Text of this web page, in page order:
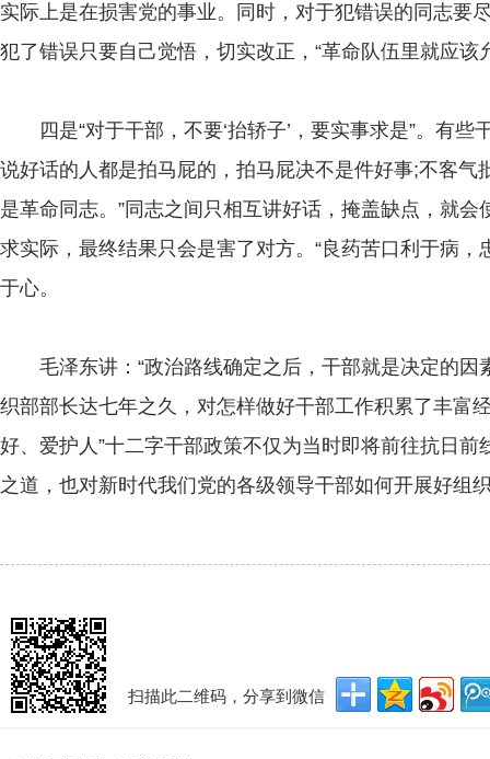
实际上是在损害党的事业。同时，对于犯错误的同志要
犯了错误只要自己觉悟，切实改正，“革命队伍里就应该
四是“对于干部，不要‘抬轿子’，要实事求是”。有些
说好话的人都是拍马屁的，拍马屁决不是件好事;不客气
是革命同志。”同志之间只相互讲好话，掩盖缺点，就
求实际，最终结果只会是害了对方。“良药苦口利于病，
于心。
毛泽东讲：“政治路线确定之后，干部就是决定的因
织部部长达七年之久，对怎样做好干部工作积累了丰富
好、爱护人”十二字干部政策不仅为当时即将前往抗日
之道，也对新时代我们党的各级领导干部如何开展好组
扫描此二维码，分享到微信